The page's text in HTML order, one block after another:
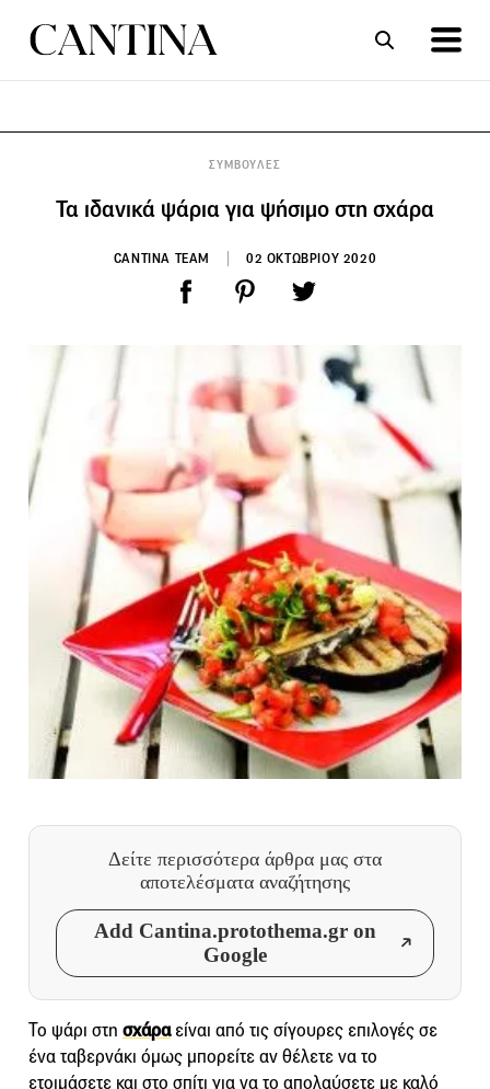
ΣΥΜΒΟΥΛΕΣ
Τα ιδανικά ψάρια για ψήσιμο στη σχάρα
CANTINA TEAM 02 ΟΚΤΩΒΡΙΟΥ 2020
Δείτε περισσότερα άρθρα μας στα
αποτελέσματα αναζήτησης
Add Cantina.protothema.gr on
Google
Το ψάρι στη σχάραείναι από τις σίγουρες επιλογές σε
ένα ταβερνάκι όμως μπορείτε αν θέλετε να το
ετοιμάσετε και στο σπίτι για να το απολαύσετε με καλό